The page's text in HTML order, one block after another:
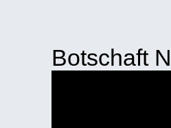
Botschaft